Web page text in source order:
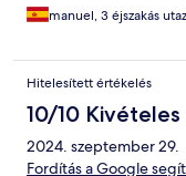
manuel, 3 éjszakás
Hitelesített értékelés
10/10 Kivételes
2024. szeptember 29.
Fordítás a Google